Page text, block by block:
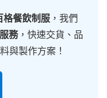
格餐飲制服 ，我們
務，快速交貨、品
與製作方案！